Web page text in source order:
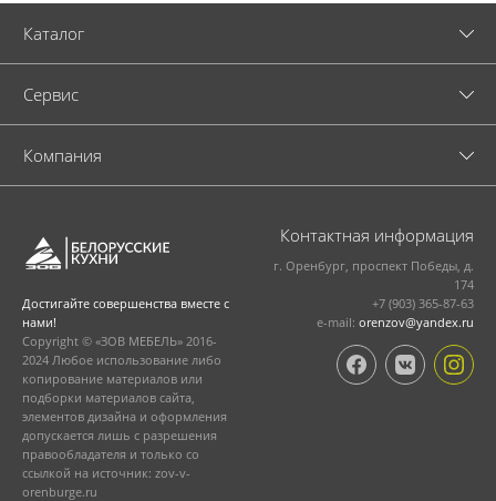
Достигайте совершенства вместе с
нами!
Copyright © «ЗОВ МЕБЕЛЬ» 2016-
2024 Любое использование либо
копирование материалов или
подборки материалов сайта,
элементов дизайна и оформления
допускается лишь с разрешения
правообладателя и только со
ссылкой на источник: zov-v-
orenburge.ru
Каталог
Cервис
Компания
Контактная информация
г. Оренбург, проспект Победы, д.
174
+7 (903) 365-87-63
e-mail: orenzov@yandex.ru